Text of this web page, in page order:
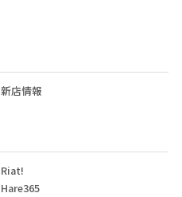
新店情報
Riat!
Hare365